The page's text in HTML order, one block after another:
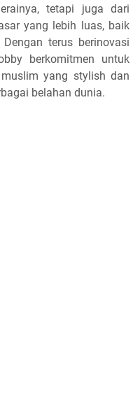
tetapi juga dari
yang lebih luas, baik
terus berinovasi
berkomitmen untuk
yang stylish dan
belahan dunia.